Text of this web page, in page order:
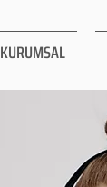
KURUMSAL